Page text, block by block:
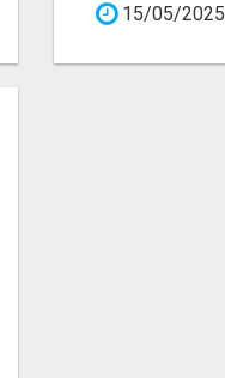
15/05/2025